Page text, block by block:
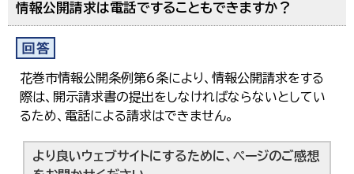
情報公開請求は電話ですることもできますか？
花巻市情報公開条例第6条により、情報公開請求をする
際は、開示請求書の提出をしなければならないとしてい
るため、電話による請求はできません。
より良いウェブサイトにするために、ページのご感想